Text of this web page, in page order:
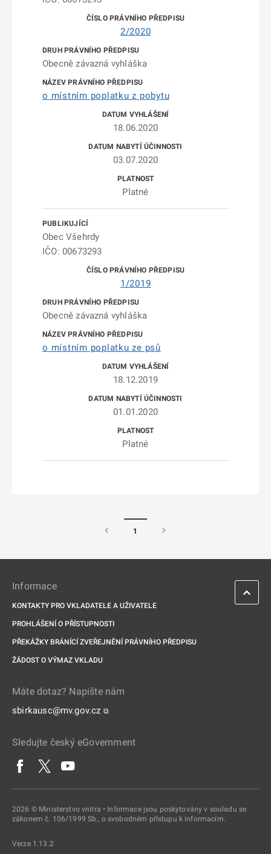
2/2020
Obecně závazná vyhláška
o místním poplatku z pobytu
18.06.2020
03.07.2020
Platné
Obec Všehrdy
IČO: 00673293
1/2019
Obecně závazná vyhláška
o místním poplatku ze psů
18.12.2019
01.01.2020
Platné
1
Informace
KONTAKTY PRO VKLADATELE A UŽIVATELE
PROHLÁŠENÍ O PŘÍSTUPNOSTI
PŘEKÁŽKY BRÁNÍCÍ ZVEŘEJNĚNÍ PRÁVNÍHO PŘEDPISU
ŽÁDOST O VÝMAZ VKLADU
Máte dotaz? Napište nám
sbirkausc@mv.gov.cz ⧉
Sledujte český eGovernment
2026 © Ministerstvo vnitra • Informace jsou poskytovány v souladu se
zákonem č. 106/1999 Sb., o svobodném přístupu k informacím.
Verze 1.13.2